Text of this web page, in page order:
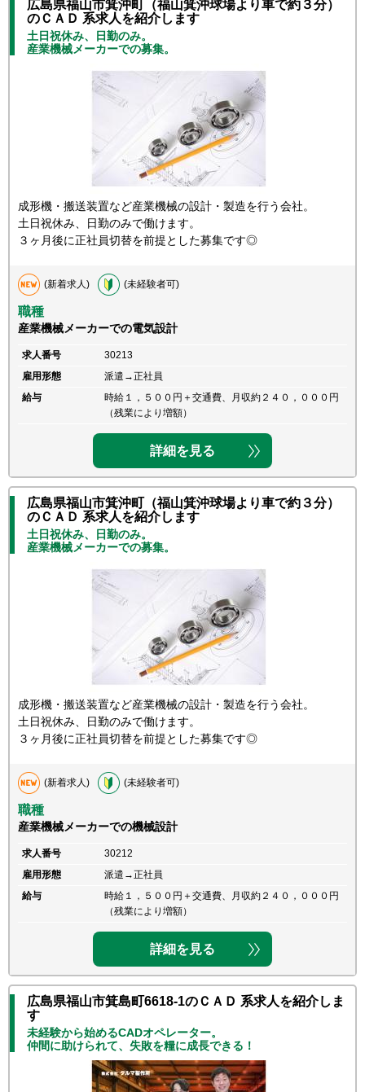
広島県福山市箕沖町（福山箕沖球場より車で約３分）
のＣＡＤ 系求人を紹介します
土日祝休み、日勤のみ。
産業機械メーカーでの募集。
成形機・搬送装置など産業機械の設計・製造を行う会社。
土日祝休み、日勤のみで働けます。
３ヶ月後に正社員切替を前提とした募集です◎
(新着求人) (未経験者可)
職種
産業機械メーカーでの電気設計
求人番号
30213
雇用形態
派遣→正社員
給与
時給１，５００円＋交通費、月収約２４０，０００円
（残業により増額）
詳細を見る
広島県福山市箕沖町（福山箕沖球場より車で約３分）
のＣＡＤ 系求人を紹介します
土日祝休み、日勤のみ。
産業機械メーカーでの募集。
成形機・搬送装置など産業機械の設計・製造を行う会社。
土日祝休み、日勤のみで働けます。
３ヶ月後に正社員切替を前提とした募集です◎
(新着求人) (未経験者可)
職種
産業機械メーカーでの機械設計
求人番号
30212
雇用形態
派遣→正社員
給与
時給１，５００円＋交通費、月収約２４０，０００円
（残業により増額）
詳細を見る
広島県福山市箕島町6618-1のＣＡＤ 系求人を紹介しま
す
未経験から始めるCADオペレーター。
仲間に助けられて、失敗を糧に成長できる！